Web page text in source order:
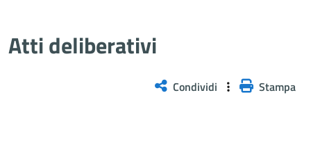
Atti deliberativi
Condividi Stampa